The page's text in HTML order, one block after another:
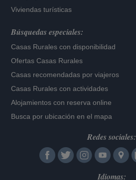
Viviendas turísticas
Búsquedas especiales:
Casas Rurales con disponibilidad
Ofertas Casas Rurales
Casas recomendadas por viajeros
Casas Rurales con actividades
Alojamientos con reserva online
Busca por ubicación en el mapa
Redes sociales:
Idiomas: